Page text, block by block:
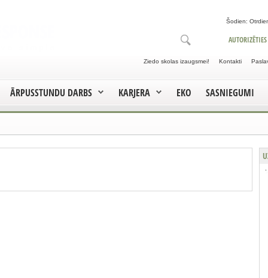
Šodien:
AUTORIZĒTIES
Kontakti
Ziedo skolas izaugsmei!
ĀRPUSSTUNDU DARBS KARJERA EKO SASNIEGUMI